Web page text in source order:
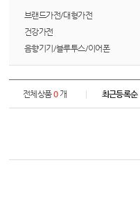
브랜드가전/대형가전
건강가전
음향기기/블루투스/이어폰
전체상품0 개 최근등록순